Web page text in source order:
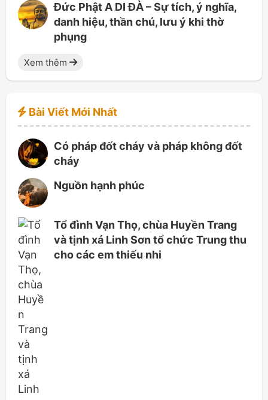
Đức Phật A DI ĐÀ – Sự tích, ý nghĩa,
danh hiệu, thần chú, lưu ý khi thờ
phụng
Xem thêm
Bài Viết Mới Nhất
Có pháp đốt cháy và pháp không đốt
cháy
Nguồn hạnh phúc
Tổ đình Vạn Thọ, chùa Huyền Trang
và tịnh xá Linh Sơn tổ chức Trung thu
cho các em thiếu nhi